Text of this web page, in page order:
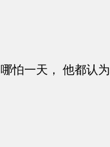
怕一天， 他都认为